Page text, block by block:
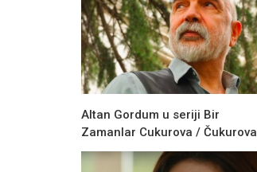
Altan Gordum u seriji Bir
Zamanlar Cukurova / Čukurova